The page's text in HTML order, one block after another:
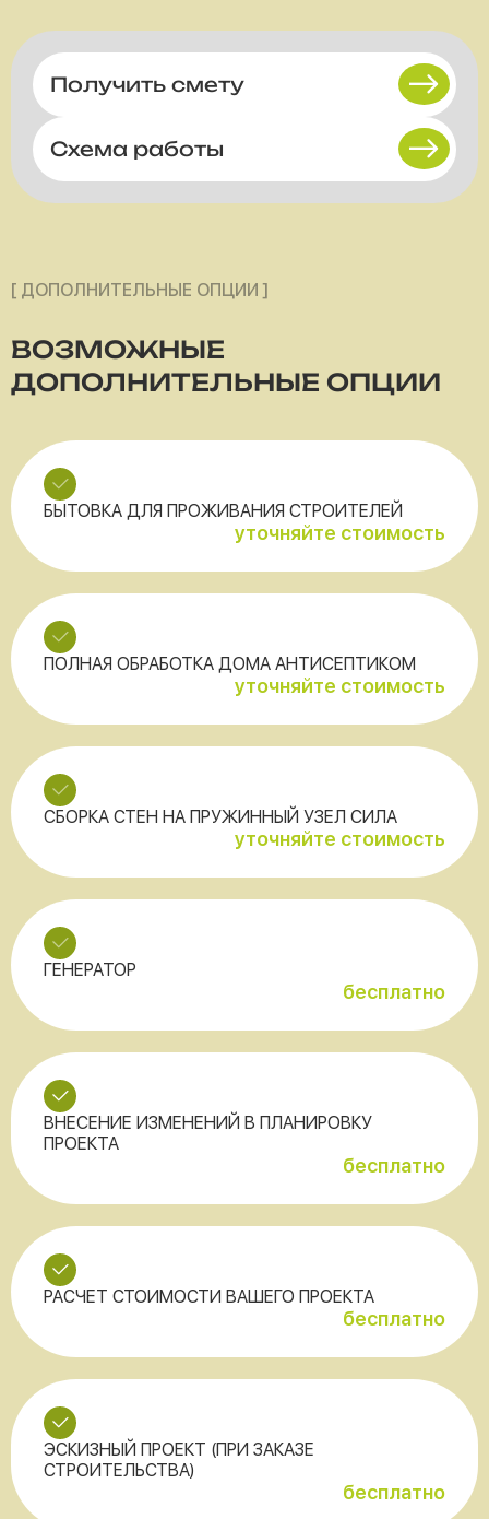
Получить смету
Схема работы
[ ДОПОЛНИТЕЛЬНЫЕ ОПЦИИ ]
ВОЗМОЖНЫЕ
ДОПОЛНИТЕЛЬНЫЕ ОПЦИИ
БЫТОВКА ДЛЯ ПРОЖИВАНИЯ СТРОИТЕЛЕЙ
уточняйте стоимость
ПОЛНАЯ ОБРАБОТКА ДОМА АНТИСЕПТИКОМ
уточняйте стоимость
СБОРКА СТЕН НА ПРУЖИННЫЙ УЗЕЛ СИЛА
уточняйте стоимость
ГЕНЕРАТОР
бесплатно
ВНЕСЕНИЕ ИЗМЕНЕНИЙ В ПЛАНИРОВКУ
ПРОЕКТА
бесплатно
РАСЧЕТ СТОИМОСТИ ВАШЕГО ПРОЕКТА
бесплатно
ЭСКИЗНЫЙ ПРОЕКТ (ПРИ ЗАКАЗЕ
СТРОИТЕЛЬСТВА)
бесплатно